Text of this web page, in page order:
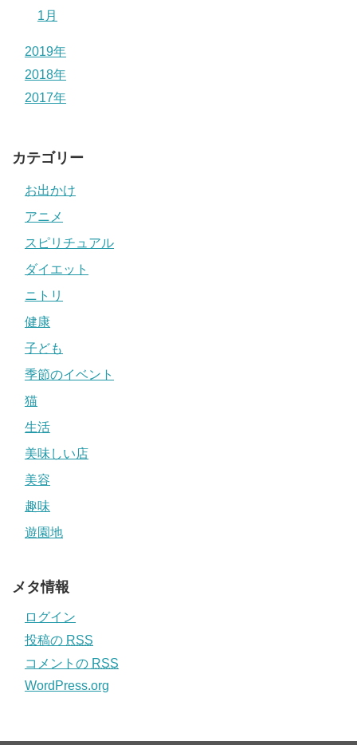
1月
2019年
2018年
2017年
カテゴリー
お出かけ
アニメ
スピリチュアル
ダイエット
ニトリ
健康
子ども
季節のイベント
猫
生活
美味しい店
美容
趣味
遊園地
メタ情報
ログイン
投稿の RSS
コメントの RSS
WordPress.org